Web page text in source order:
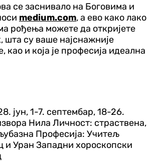
се заснивало на Боговима и
medium.com, а ево како лако
рођења можете да откријете
шта су ваше најснажније
као и која је професија идеална
јун, 1-7. септембар, 18-26.
Нила Личност: страствена,
Професија: Учитељ
и Уран Западни хороскопски